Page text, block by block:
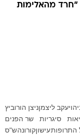
"חרד מהאלימות
יעקב ליצמןניצן הורוביץ
סיגריות
שר הפנים
התרופותעישוןקורונהש"ס